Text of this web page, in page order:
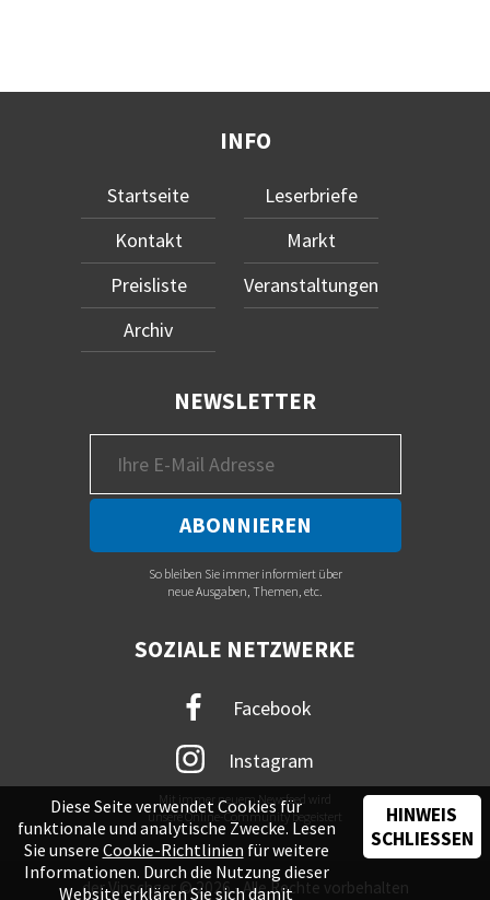
INFO
Startseite
Kontakt
Preisliste
Archiv
Leserbriefe
Markt
Veranstaltungen
NEWSLETTER
So bleiben Sie immer informiert über
neue Ausgaben, Themen, etc.
SOZIALE NETZWERKE
Facebook
Instagram
Mit immer neuem Newsfeed wird
unsere Online-Community begeistert
der Vinschger © 2026 - Alle Rechte vorbehalten
Diese Seite verwendet Cookies für
funktionale und analytische Zwecke. Lesen
Sie unsere Cookie-Richtlinien für weitere
Informationen. Durch die Nutzung dieser
Website erklären Sie sich damit
HINWEIS
SCHLIESSEN